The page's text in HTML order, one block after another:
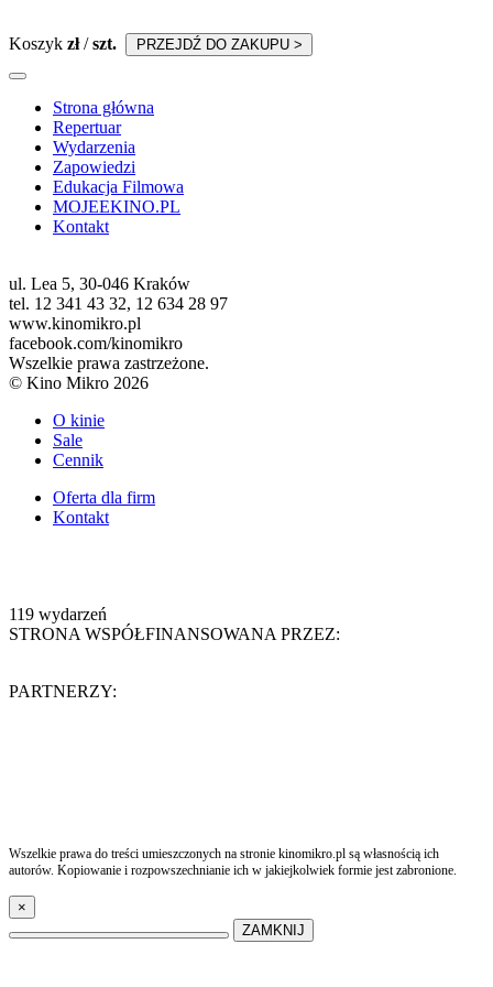
Koszyk zł/szt. PRZEJDŹ DO ZAKUPU >
Strona główna
Repertuar
Wydarzenia
Zapowiedzi
Edukacja Filmowa
MOJEEKINO.PL
Kontakt
ul. Lea 5, 30-046 Kraków
tel. 12 341 43 32, 12 634 28 97
www.kinomikro.pl
facebook.com/kinomikro
Wszelkie prawa zastrzeżone.
© Kino Mikro 2026
O kinie
Sale
Cennik
Oferta dla firm
Kontakt
119 wydarzeń
STRONA WSPÓŁFINANSOWANA PRZEZ:
PARTNERZY:
Wszelkie prawa do treści umieszczonych na stronie kinomikro.pl są własnością ich
autorów. Kopiowanie i rozpowszechnianie ich w jakiejkolwiek formie jest zabronione.
×
ZAMKNIJ